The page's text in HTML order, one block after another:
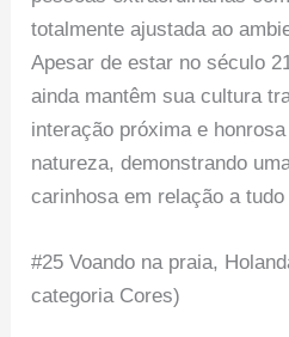
totalmente ajustada ao
Apesar de estar no século
ainda mantêm sua cultura
interação próxima e
natureza, demonstrando
carinhosa em relação a
#25 Voando na praia,
categoria Cores)